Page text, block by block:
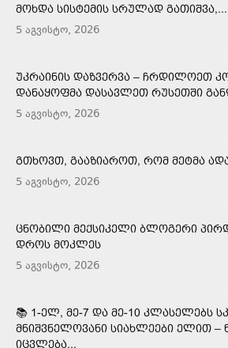
ᲛᲝᲮᲓᲐ ᲡᲘᲡᲢᲔᲛᲘᲡ ᲡᲠᲣᲚᲐᲓ ᲒᲐᲗᲘᲨᲕᲐ,...
5 აგვისტო, 2026
ᲣᲙᲠᲐᲘᲜᲘᲡ ᲓᲐᲖᲕᲔᲠᲕᲐ – ᲩᲠᲓᲘᲚᲝᲔᲗ
ᲓᲐᲜᲐᲧᲝᲤᲛᲐ ᲓᲐᲡᲐᲕᲚᲔᲗ ᲠᲣᲡᲔᲗᲨᲘ
5 აგვისტო, 2026
ᲒᲗᲮᲝᲕᲗ, ᲒᲐᲐᲖᲘᲐᲠᲝᲗ, ᲠᲝᲛ ᲛᲔᲢᲛᲐ
5 აგვისტო, 2026
ᲪᲜᲝᲑᲘᲚᲘ ᲛᲔᲥᲡᲘᲙᲔᲚᲘ ᲑᲚᲝᲒᲔᲠᲘ
ᲓᲠᲝᲡ ᲛᲝᲙᲚᲔᲡ
5 აგვისტო, 2026
📚 1-ᲔᲚ, ᲛᲔ-7 ᲓᲐ ᲛᲔ-10 ᲙᲚᲐᲡᲔᲚᲔᲑᲡ
ᲛᲜᲘᲨᲕᲜᲔᲚᲝᲕᲐᲜᲘ ᲡᲘᲐᲮᲚᲔᲔᲑᲘ ᲔᲚᲘᲗ –
ᲘᲪᲕᲚᲔᲑᲐ...